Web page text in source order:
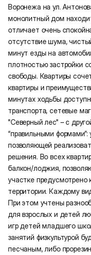
Воронежа на ул.
монолитный дом
отличает очень
отсутствие шума,
минут езды на
плотностью застройки
свободы. Квартиры
квартиры и
минутах ходьбы
транспорта, сетевые
"Северный лес" – с
“правильными
позволяющей
решения. Во всех
балкон/лоджия,
участке предусмотрено
территории. Каждому
При этом учтены
для взрослых и детей
игр детей младшего
занятий физкультурой
песчаным, либо